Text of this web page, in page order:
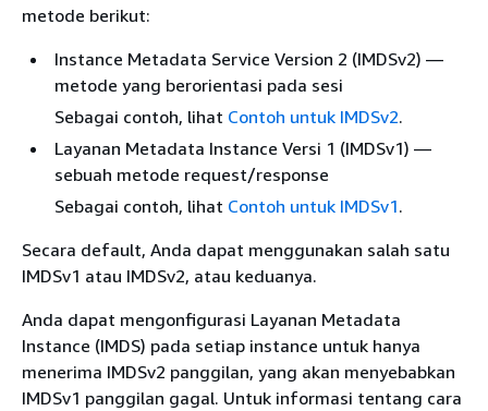
metode berikut:
Instance Metadata Service Version 2 (IMDSv2) —
metode yang berorientasi pada sesi
Sebagai contoh, lihat Contoh untuk IMDSv2.
Layanan Metadata Instance Versi 1 (IMDSv1) —
sebuah metode request/response
Sebagai contoh, lihat Contoh untuk IMDSv1.
Secara default, Anda dapat menggunakan salah satu
IMDSv1 atau IMDSv2, atau keduanya.
Anda dapat mengonfigurasi Layanan Metadata
Instance (IMDS) pada setiap instance untuk hanya
menerima IMDSv2 panggilan, yang akan menyebabkan
IMDSv1 panggilan gagal. Untuk informasi tentang cara